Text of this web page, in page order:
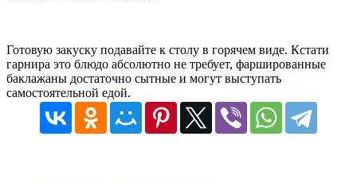
Готовую закуску подавайте к столу в горячем виде. Кстати
гарнира это блюдо абсолютно не требует, фаршированные
баклажаны достаточно сытные и могут выступать
самостоятельной едой.